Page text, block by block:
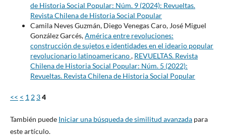
de Historia Social Popular: Núm. 9 (2024): Revueltas.
Revista Chilena de Historia Social Popular
Camila Neves Guzmán, Diego Venegas Caro, José Miguel
González Garcés,América entre revoluciones:
construcción de sujetos e identidades en el ideario popular
revolucionario latinoamericano, REVUELTAS. Revista
Chilena de Historia Social Popular: Núm. 5 (2022):
Revueltas. Revista Chilena de Historia Social Popular
<< < 1 2 34
También puede Iniciar una búsqueda de similitud avanzadapara
este artículo.